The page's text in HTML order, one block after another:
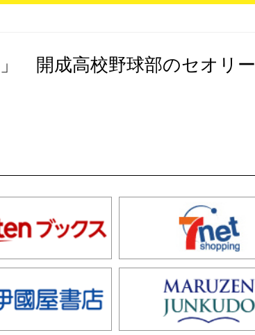
」 開成高校野球部のセオリー